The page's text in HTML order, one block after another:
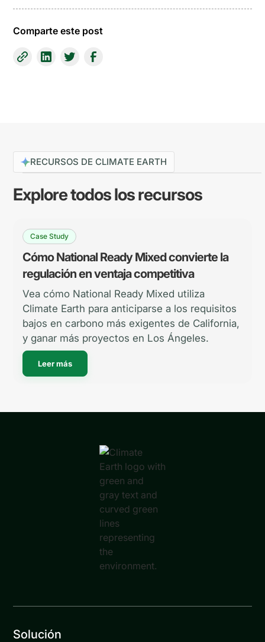
Comparte este post
RECURSOS DE CLIMATE EARTH
Explore todos los recursos
Case Study
Cómo National Ready Mixed convierte la
regulación en ventaja competitiva
Vea cómo National Ready Mixed utiliza
Climate Earth para anticiparse a los requisitos
bajos en carbono más exigentes de California,
y ganar más proyectos en Los Ángeles.
Leer más
Solución